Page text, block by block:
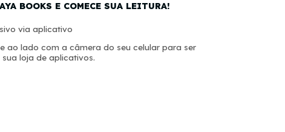
BOOKS E COMECE SUA LEITURA!
via aplicativo
ao lado com a câmera do seu celular para ser
loja de aplicativos.